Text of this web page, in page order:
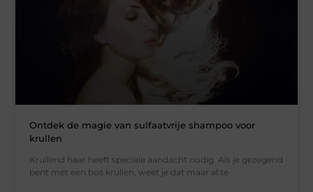
Ontdek de magie van sulfaatvrije shampoo voor
krullen
Krullend haar heeft speciale aandacht nodig. Als je gezegend
bent met een bos krullen, weet je dat maar al te